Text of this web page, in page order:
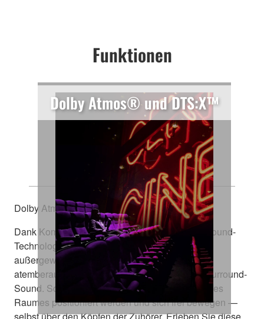
Funktionen
Dolby Atmos® und DTS:X™
Erleben Sie jede Dimension
Dolby Atmos® und DTS:X™
Dank Kompatibilität mit diesen überragenden Sound-
Technologien wird jeder Moment zu einer
außergewöhnlichen Erfahrung. Sie liefern
atemberaubend packenden und realistischen Surround-
Sound. Schallquellen können an jedem Punkt des
Raumes positioniert werden und sich frei bewegen —